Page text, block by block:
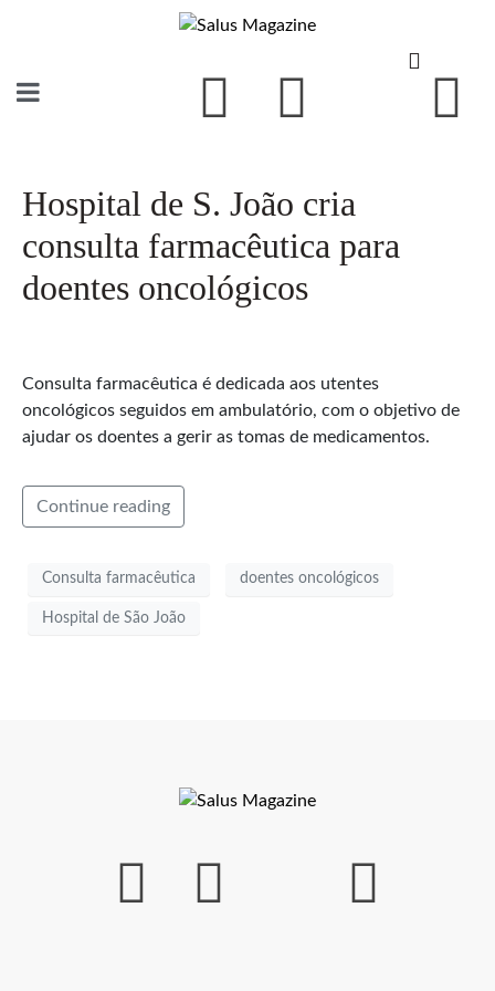
Hospital de S. João cria
consulta farmacêutica para
doentes oncológicos
Consulta farmacêutica é dedicada aos utentes
oncológicos seguidos em ambulatório, com o objetivo de
ajudar os doentes a gerir as tomas de medicamentos.
Continue reading
Consulta farmacêutica doentes oncológicos
Hospital de São João